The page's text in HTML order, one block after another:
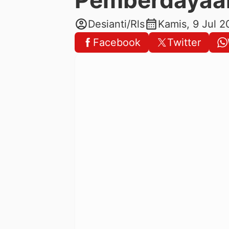
account_circleDesianti/Rlscalendar_monthKamis, 9 Jul
Facebook
Twitter